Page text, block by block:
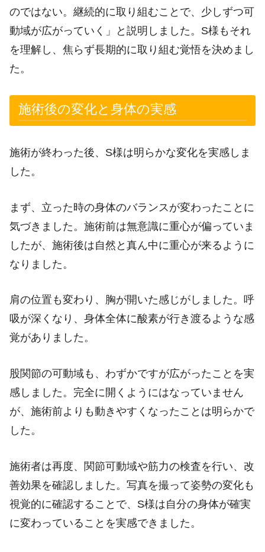
のではない。継続的に取り組むことで、少しずつ可
動域が広がっていく」と説明しました。S様もそれ
を理解し、焦らず長期的に取り組む覚悟を決めまし
た。
施術後の変化と身体の実感
施術が終わった後、S様は明らかな変化を実感しま
した。
まず、立った時の身体のバランスが変わったことに
気づきました。施術前は無意識に重心が偏っていま
したが、施術後は自然と真ん中に重心が来るように
なりました。
肩の位置も変わり、胸が開いた感じがしました。呼
吸が深くなり、身体全体に酸素が行き渡るような感
覚がありました。
股関節の可動域も、わずかですが広がったことを実
感しました。完全に開くようにはなっていません
が、施術前よりも動きやすくなったことは明らかで
した。
施術者は再度、関節可動域や筋力の検査を行い、改
善効果を確認しました。写真を撮って姿勢の変化も
視覚的に確認することで、S様は自分の身体が確実
に変わっていることを実感できました。